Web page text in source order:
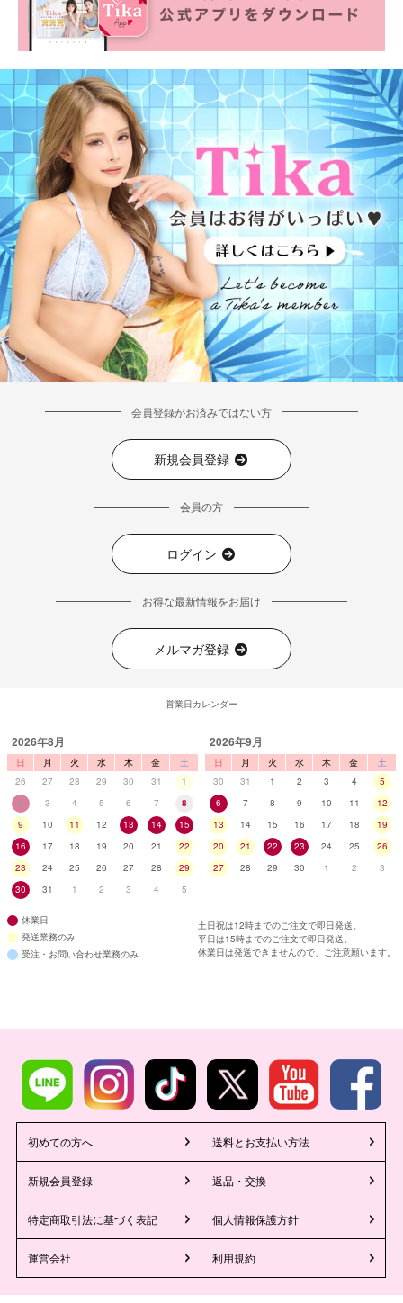
会員登録がお済みではない方
新規会員登録
会員の方
ログイン
お得な最新情報をお届け
メルマガ登録
営業日カレンダー
2026年8月
日 月 火 水 木 金
土
26
27 28 29 30 31
1
2
3 4 5 6 7
8
9
10 11 12 13 14
15
16
17 18 19 20 21
22
23
24 25 26 27 28
29
30
31 1 2 3 4 5
2026年9月
日 月 火 水 木 金
土
30
31 1 2 3 4
5
6
7 8 9 10 11
12
13
14 15 16 17 18
19
20
21 22 23 24 25
26
27
28 29 30 1 2 3
休業日
発送業務のみ
受注・お問い合わせ業務のみ
土日祝は12時までのご注文で即日発送。
平日は15時までのご注文で即日発送。
休業日は発送できませんので、ご注意願います。
初めての方へ 送料とお支払い方法
新規会員登録 返品・交換
特定商取引法に基づく表記 個人情報保護方針
運営会社 利用規約